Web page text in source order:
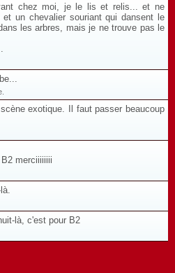
chez moi, je le lis et relis... et ne
un chevalier souriant qui dansent le
les arbres, mais je ne trouve pas le
exotique. Il faut passer beaucoup
merciiiiiiii
là, c'est pour B2